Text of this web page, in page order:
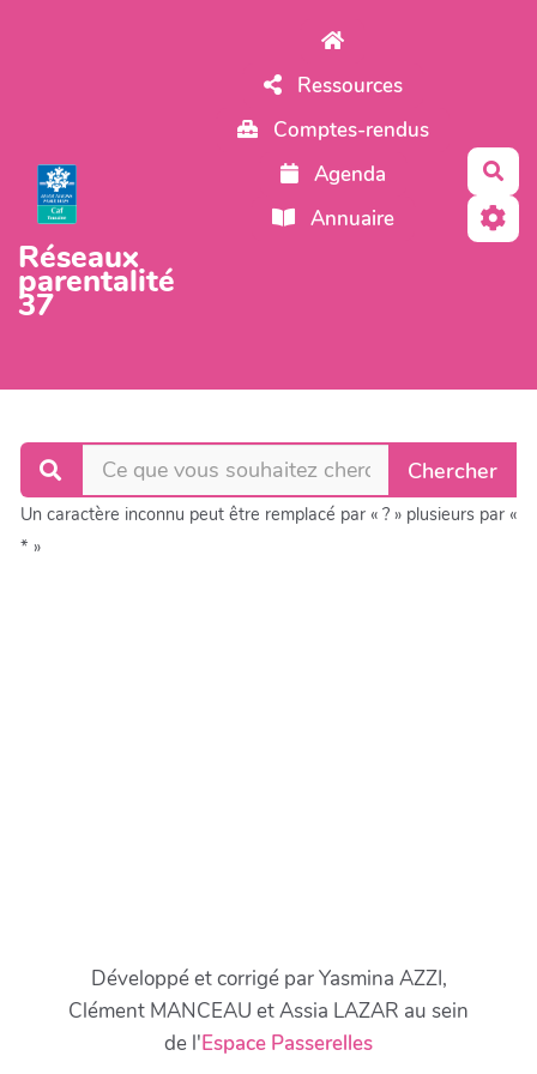
Réseaux
parentalité
37
Ressources
Comptes-rendus
Agenda
Annuaire
Un caractère inconnu peut être remplacé par « ? » plusieurs par «
* »
Développé et corrigé par Yasmina AZZI,
Clément MANCEAU et Assia LAZAR au sein
de l'Espace Passerelles